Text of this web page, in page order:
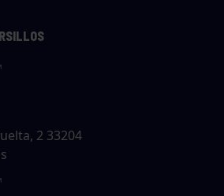
2 33204